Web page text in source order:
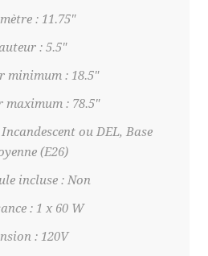
: 11.75"
: 5.5"
minimum : 18.5"
maximum : 78.5"
ou DEL, Base
(E26)
incluse : Non
: 1 x 60 W
: 120V